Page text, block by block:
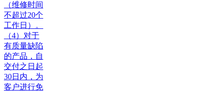
（维修时间
不超过20个
工作日）。
（4）对于
有质量缺陷
的产品，自
交付之日起
30日内，为
客户进行免